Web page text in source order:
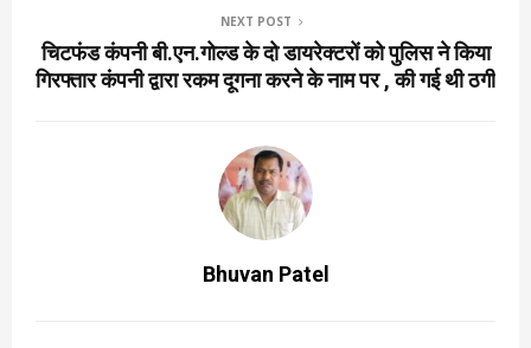
NEXT POST
चिटफंड कंपनी बी.एन.गोल्ड के दो डायरेक्टरों को पुलिस ने किया
गिरफ्तार कंपनी द्वारा रकम दूगना करने के नाम पर , की गई थी ठगी
Bhuvan Patel